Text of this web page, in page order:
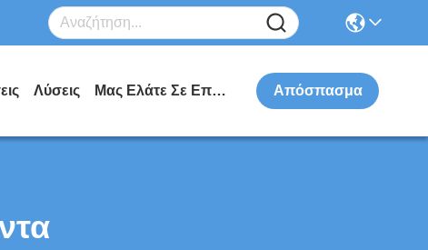
Λύσεις Μας Ελάτε Σε Επαφή Με Απόσπασμα